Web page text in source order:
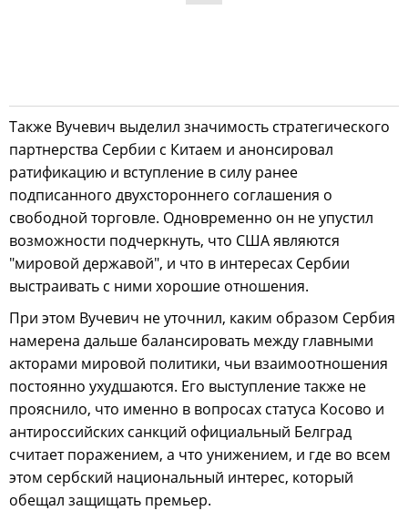
Также Вучевич выделил значимость стратегического
партнерства Сербии с Китаем и анонсировал
ратификацию и вступление в силу ранее
подписанного двухстороннего соглашения о
свободной торговле. Одновременно он не упустил
возможности подчеркнуть, что США являются
"мировой державой", и что в интересах Сербии
выстраивать с ними хорошие отношения.
При этом Вучевич не уточнил, каким образом Сербия
намерена дальше балансировать между главными
акторами мировой политики, чьи взаимоотношения
постоянно ухудшаются. Его выступление также не
прояснило, что именно в вопросах статуса Косово и
антироссийских санкций официальный Белград
считает поражением, а что унижением, и где во всем
этом сербский национальный интерес, который
обещал защищать премьер.